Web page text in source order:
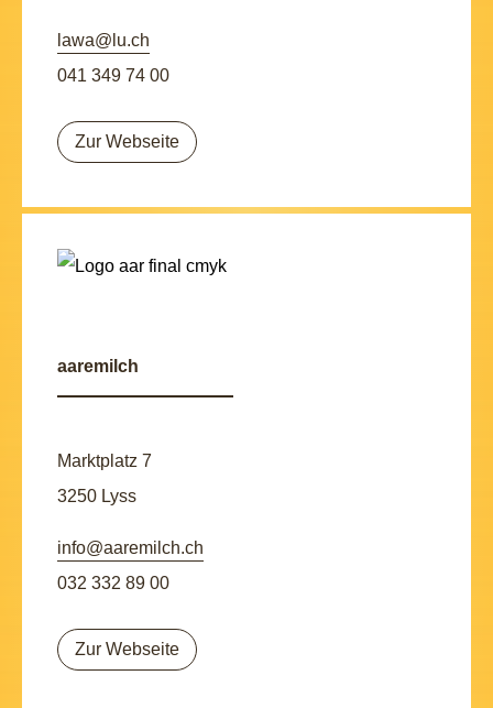
lawa@lu.ch
041 349 74 00
Zur Webseite
aaremilch
Marktplatz 7
3250 Lyss
info@aaremilch.ch
032 332 89 00
Zur Webseite